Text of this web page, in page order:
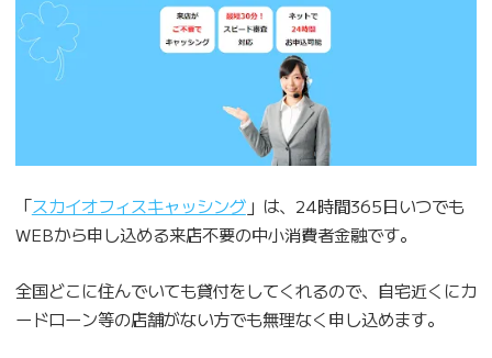
「スカイオフィスキャッシング」は、24時間365日いつでも
WEBから申し込める来店不要の中小消費者金融です。
全国どこに住んでいても貸付をしてくれるので、自宅近くにカ
ードローン等の店舗がない方でも無理なく申し込めます。